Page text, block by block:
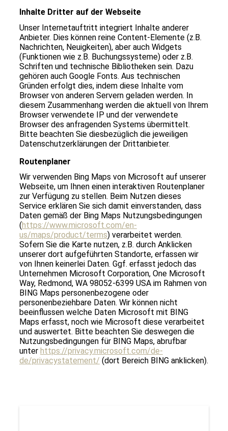
Inhalte Dritter auf der Webseite
Unser Internetauftritt integriert Inhalte anderer
Anbieter. Dies können reine Content-Elemente (z.B.
Nachrichten, Neuigkeiten), aber auch Widgets
(Funktionen wie z.B. Buchungssysteme) oder z.B.
Schriften und technische Bibliotheken sein. Dazu
gehören auch Google Fonts. Aus technischen
Gründen erfolgt dies, indem diese Inhalte vom
Browser von anderen Servern geladen werden. In
diesem Zusammenhang werden die aktuell von Ihrem
Browser verwendete IP und der verwendete
Browser des anfragenden Systems übermittelt.
Bitte beachten Sie diesbezüglich die jeweiligen
Datenschutzerklärungen der Drittanbieter.
Routenplaner
Wir verwenden Bing Maps von Microsoft auf unserer
Webseite, um Ihnen einen interaktiven Routenplaner
zur Verfügung zu stellen. Beim Nutzen dieses
Service erklären Sie sich damit einverstanden, dass
Daten gemäß der Bing Maps Nutzungsbedingungen
(https://www.microsoft.com/en-
us/maps/product/terms) verarbeitet werden.
Sofern Sie die Karte nutzen, z.B. durch Anklicken
unserer dort aufgeführten Standorte, erfassen wir
von Ihnen keinerlei Daten. Ggf. erfasst jedoch das
Unternehmen Microsoft Corporation, One Microsoft
Way, Redmond, WA 98052-6399 USA im Rahmen von
BING Maps personenbezogene oder
personenbeziehbare Daten. Wir können nicht
beeinflussen welche Daten Microsoft mit BING
Maps erfasst, noch wie Microsoft diese verarbeitet
und auswertet. Bitte beachten Sie deswegen die
Nutzungsbedingungen für BING Maps, abrufbar
unter https://privacy.microsoft.com/de-
de/privacystatement/ (dort Bereich BING anklicken).